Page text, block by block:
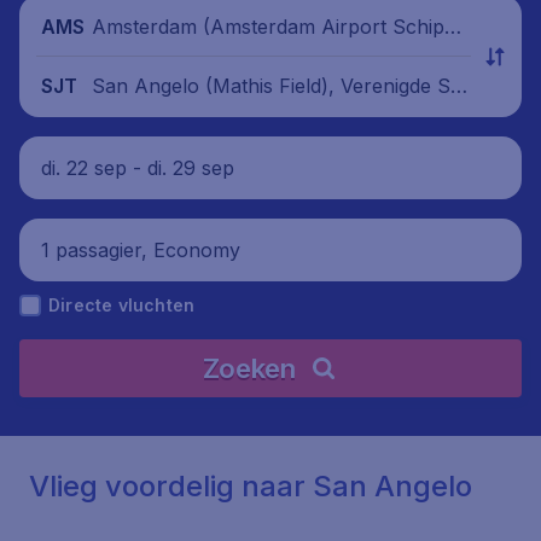
AMS Amsterdam (Amsterdam Airport Schipho
SJT
San Angelo (Mathis Field), Verenigde Sta
ten
di. 22 sep - di. 29 sep
1 passagier, Economy
Directe vluchten
Zoeken
Vlieg voordelig naar San Angelo